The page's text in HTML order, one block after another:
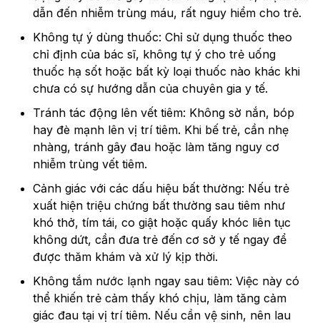
dẫn đến nhiễm trùng máu, rất nguy hiểm cho trẻ.
Không tự ý dùng thuốc: Chỉ sử dụng thuốc theo
chỉ định của bác sĩ, không tự ý cho trẻ uống
thuốc hạ sốt hoặc bất kỳ loại thuốc nào khác khi
chưa có sự hướng dẫn của chuyên gia y tế.
Tránh tác động lên vết tiêm: Không sờ nắn, bóp
hay đè mạnh lên vị trí tiêm. Khi bế trẻ, cần nhẹ
nhàng, tránh gây đau hoặc làm tăng nguy cơ
nhiễm trùng vết tiêm.
Cảnh giác với các dấu hiệu bất thường: Nếu trẻ
xuất hiện triệu chứng bất thường sau tiêm như
khó thở, tím tái, co giật hoặc quấy khóc liên tục
không dứt, cần đưa trẻ đến cơ sở y tế ngay để
được thăm khám và xử lý kịp thời.
Không tắm nước lạnh ngay sau tiêm: Việc này có
thể khiến trẻ cảm thấy khó chịu, làm tăng cảm
giác đau tại vị trí tiêm. Nếu cần vệ sinh, nên lau